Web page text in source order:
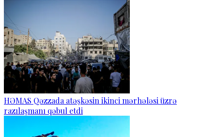
HƏMAS Qəzzada atəşkəsin ikinci mərhələsi üzrə
razılaşmanı qəbul etdi